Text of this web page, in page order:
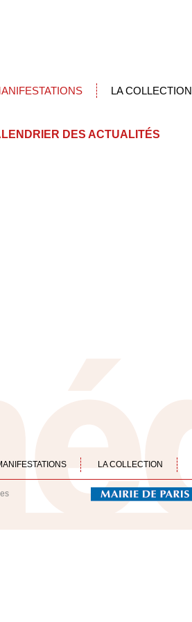
LA COLLECTION
DES ACTUALITÉS
LA COLLECTION